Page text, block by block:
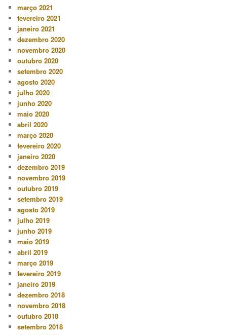
março 2021
fevereiro 2021
janeiro 2021
dezembro 2020
novembro 2020
outubro 2020
setembro 2020
agosto 2020
julho 2020
junho 2020
maio 2020
abril 2020
março 2020
fevereiro 2020
janeiro 2020
dezembro 2019
novembro 2019
outubro 2019
setembro 2019
agosto 2019
julho 2019
junho 2019
maio 2019
abril 2019
março 2019
fevereiro 2019
janeiro 2019
dezembro 2018
novembro 2018
outubro 2018
setembro 2018